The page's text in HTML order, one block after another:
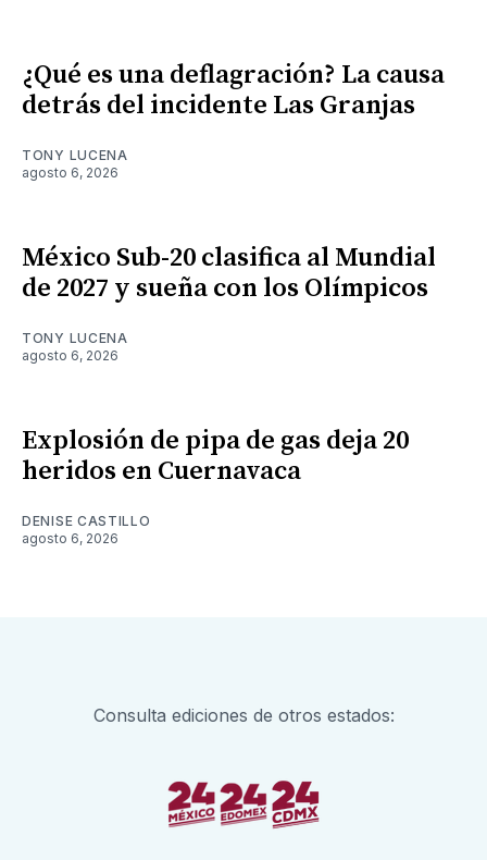
¿Qué es una deflagración? La causa
detrás del incidente Las Granjas
TONY LUCENA
agosto 6, 2026
México Sub-20 clasifica al Mundial
de 2027 y sueña con los Olímpicos
TONY LUCENA
agosto 6, 2026
Explosión de pipa de gas deja 20
heridos en Cuernavaca
DENISE CASTILLO
agosto 6, 2026
Consulta ediciones de otros estados: